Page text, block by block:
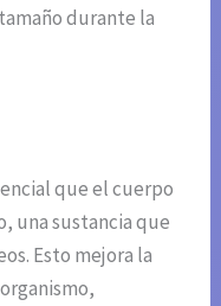
durante la
que el cuerpo
una sustancia que
Esto mejora la